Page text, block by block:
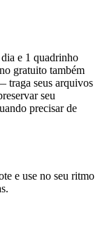
e 1 quadrinho
gratuito também
traga seus arquivos
seu
precisar de
e use no seu ritmo